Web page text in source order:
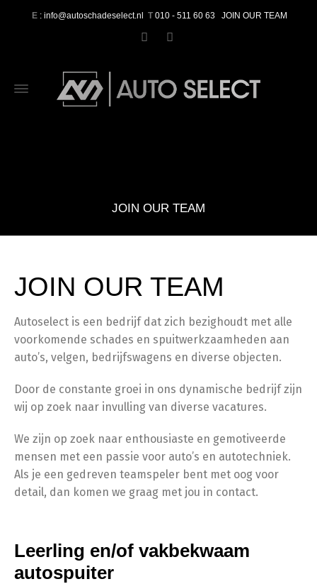
E : info@autoschadeselect.nl T 010 - 511 60 63 JOIN OUR TEAM
JOIN OUR TEAM
JOIN OUR TEAM
Autoselect is een bedrijf dat zich bezighoudt met alle
voorkomende schades en spuitwerkzaamheden aan
auto’s, velgen, bedrijfswagens en diverse objecten.
Door de constante groei in ons dynamische bedrijf zijn
wij op zoek naar invulling van diverse vacatures.
We zijn op zoek naar enthousiaste en gemotiveerde
mensen met een passie voor auto’s en autotechniek.
Als je een gedreven teamspeler bent met oog voor
detail, dan komen we graag met jou in contact.
Leerling en/of vakbekwaam
autospuiter